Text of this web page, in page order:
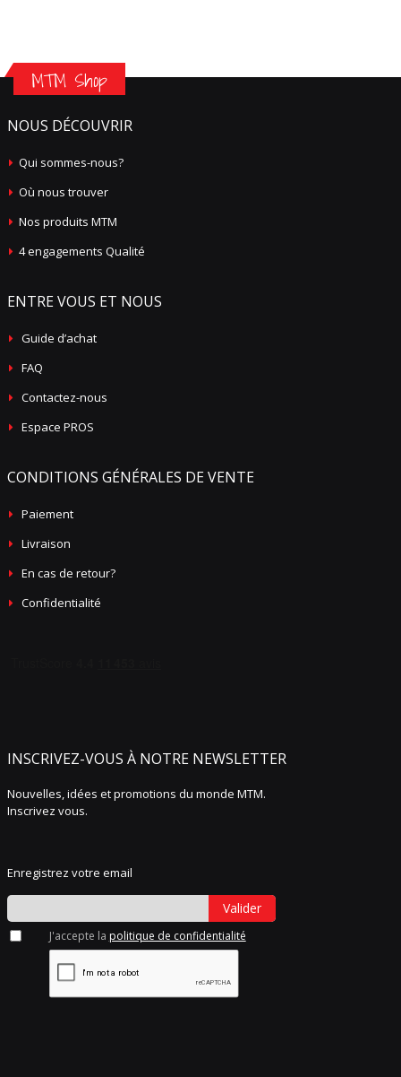
MTM Shop
NOUS DÉCOUVRIR
Qui sommes-nous?
Où nous trouver
Nos produits MTM
4 engagements Qualité
ENTRE VOUS ET NOUS
Guide d’achat
FAQ
Contactez-nous
Espace PROS
CONDITIONS GÉNÉRALES DE VENTE
Paiement
Livraison
En cas de retour?
Confidentialité
INSCRIVEZ-VOUS À NOTRE NEWSLETTER
Nouvelles, idées et promotions du monde MTM.
Inscrivez vous.
Enregistrez votre email
Valider
J'accepte la politique de confidentialité